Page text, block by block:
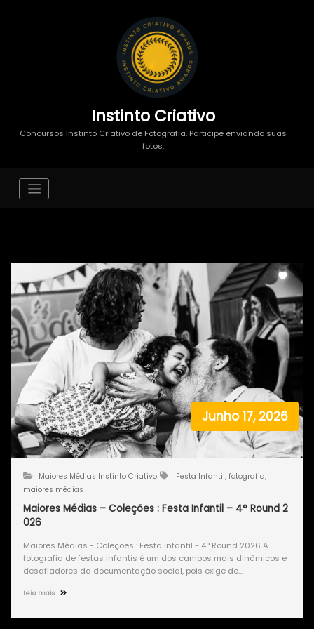
Instinto Criativo
Concursos Instinto Criativo de Fotografia. Participe enviando suas
fotos.
Junho 17, 2026
Maiores Médias Instinto Criativo Festa Infantil, fotografia,
maiores médias
Maiores Médias – Coleções : Festa Infantil – 4° Round 2
026
Maiores Médias - Coleções : Festa Infantil - 4° Round 2026 A
fotografia de festas infantis é um dos campos mais dinâmicos e
desafiadores da documentação social, pois exige do…
Leia mais